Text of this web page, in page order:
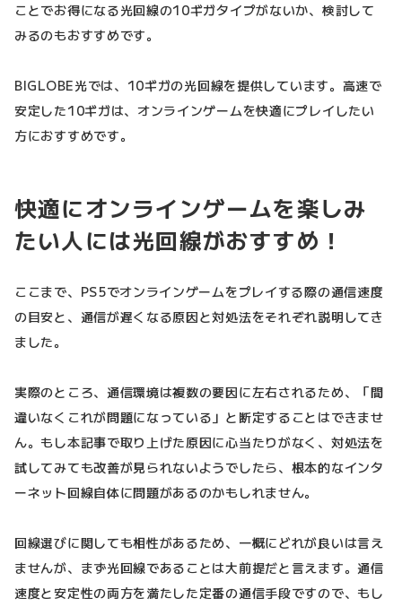
ことでお得になる光回線の10ギガタイプがないか、検討して
みるのもおすすめです。
BIGLOBE光では、10ギガの光回線を提供しています。高速で
安定した10ギガは、オンラインゲームを快適にプレイしたい
方におすすめです。
快適にオンラインゲームを楽しみ
たい人には光回線がおすすめ！
ここまで、PS5でオンラインゲームをプレイする際の通信速度
の目安と、通信が遅くなる原因と対処法をそれぞれ説明してき
ました。
実際のところ、通信環境は複数の要因に左右されるため、「間
違いなくこれが問題になっている」と断定することはできませ
ん。もし本記事で取り上げた原因に心当たりがなく、対処法を
試してみても改善が見られないようでしたら、根本的なインタ
ーネット回線自体に問題があるのかもしれません。
回線選びに関しても相性があるため、一概にどれが良いは言え
ませんが、まず光回線であることは大前提だと言えます。通信
速度と安定性の両方を満たした定番の通信手段ですので、もし